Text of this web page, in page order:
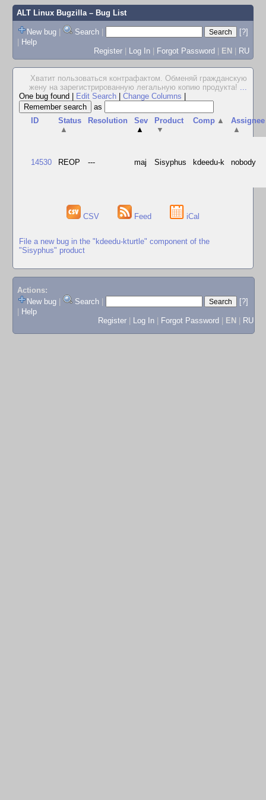
ALT Linux Bugzilla– Bug List
New bug | Search |
[?]
| Help
Register | Log In | Forgot Password | EN | RU
Хватит пользоваться контрафактом. Обменяй гражданскую
жену на зарегистрированную легальную копию продукта! ...
One bug found
Edit Search Change Columns
as
ID
Status
▲
Resolution
Sev
▲
Product
▼
Comp ▲
Assignee
▲
14530 REOP --- maj Sisyphus kdeedu-k nobody
CSV Feed iCal
File a new bug in the "kdeedu-kturtle" component of the
"Sisyphus" product
Actions:
New bug
Search
[?]
Help
Register
Log In Forgot Password EN RU